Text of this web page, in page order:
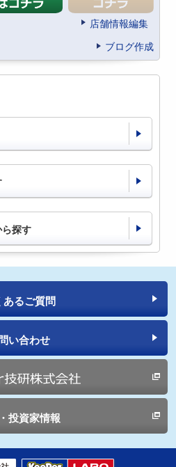
店舗情報編集
ブログ作成
探す
あるご質問
い合わせ
投資家情報